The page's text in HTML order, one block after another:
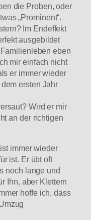
die Proben, oder
„Prominent“.
Im Endeffekt
ausgebildet
eben
mir einfach nicht
er immer wieder
ersten Jahr
Wird er mir
an der richtigen
immer wieder
ist. Er übt oft
noch lange und
Ihn, aber Klettern
hoffe ich, dass